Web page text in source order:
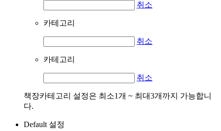
취소
카테고리
취소
카테고리
취소
책장카테고리 설정은 최소1개 ~ 최대3개까지 가능합니
다.
Default 설정